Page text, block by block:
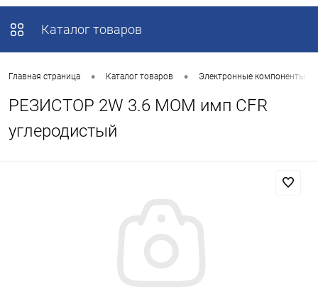
Каталог товаров
Главная страница • Каталог товаров • Электронные компоненты
РЕЗИСТОР 2W 3.6 MOM имп CFR
углеродистый